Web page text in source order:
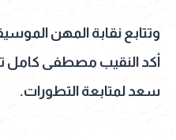
وتتابع نقابة المهن
أكد النقيب مصطفى كامل
سعد لمتابعة التطورات.